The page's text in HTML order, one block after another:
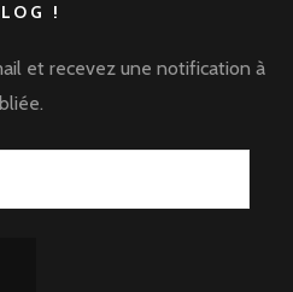
!
et recevez une notification à